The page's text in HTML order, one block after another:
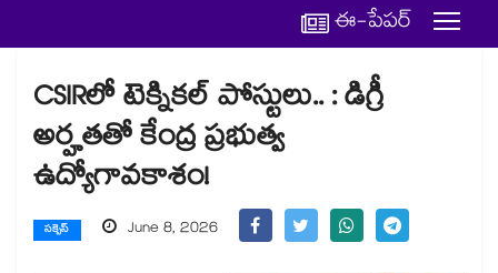
ఈ-పేపర్
CSIRలో టెక్నికల్ పోస్టులు.. : డిగ్రీ
అర్హతతో కేంద్ర ప్రభుత్వ
ఉద్యోగావకాశం!
సక్సెస్ June 8, 2026